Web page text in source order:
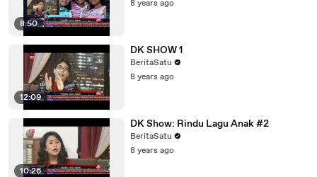
8:50
8 years ago
12:09
DK SHOW 1
BeritaSatu
8 years ago
10:26
DK Show: Rindu Lagu Anak #2
BeritaSatu
8 years ago